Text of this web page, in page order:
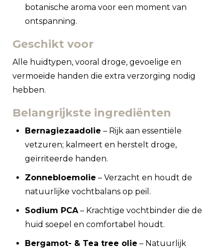
botanische aroma voor een moment van
ontspanning.
Geschikt voor
Alle huidtypen, vooral droge, gevoelige en
vermoeide handen die extra verzorging nodig
hebben.
Belangrijkste ingrediënten
Bernagiezaadolie – Rijk aan essentiële
vetzuren; kalmeert en herstelt droge,
geïrriteerde handen.
Zonnebloemolie – Verzacht en houdt de
natuurlijke vochtbalans op peil.
Sodium PCA– Krachtige vochtbinder die de
huid soepel en comfortabel houdt.
Bergamot- & Tea tree olie – Natuurlijk